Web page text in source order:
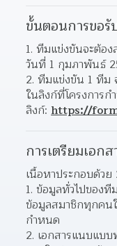
ขั้นตอนการขอ
ทีมแข่งขันจะต้อง
วันที่ 1 กุมภาพันธ์
ทีมแข่งขัน 1 ทีม
ในลิงก์ที่โครงการ
ลิงก์: https://
การเตรียมเอกส
เนื้อหาประกอบด้ว
ข้อมูลทั่วไปของที
ข้อมูลสมาชิกทุกคน
กำหนด
เอกสารแนบแบบ